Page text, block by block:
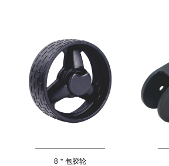
8＂包胶轮